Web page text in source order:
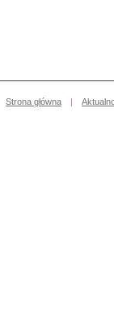
Strona główna |